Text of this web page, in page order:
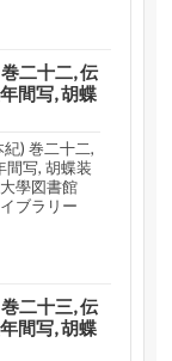
二十二, 伝
間写, 胡蝶
) 巻二十二,
間写, 胡蝶装
學図書館
ブラリー
二十三, 伝
間写, 胡蝶